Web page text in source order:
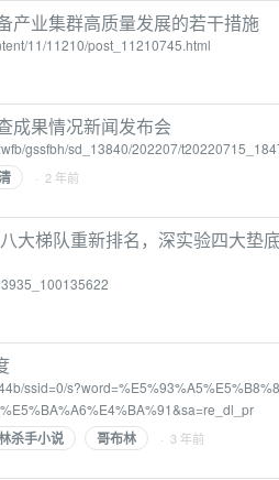
产业集群高质量发展的若干措施
11/11210/post_11210745.html
成果情况新闻发布会
gssfbh/sd_13840/202207/
· 2 年前
大梯队重新排名，深实验四大垫
ssid=0/
杀手小说 哥布林 · 3 年前